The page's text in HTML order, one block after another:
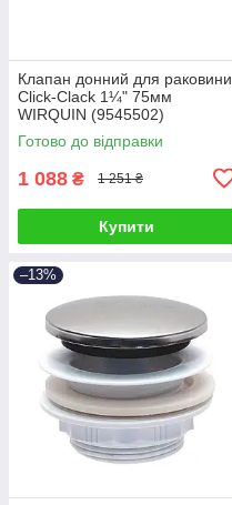
Клапан донний для раковини
Click-Clack 1¼" 75мм
WIRQUIN (9545502)
Готово до відправки
1 088 ₴ 1 251 ₴
Купити
–13%